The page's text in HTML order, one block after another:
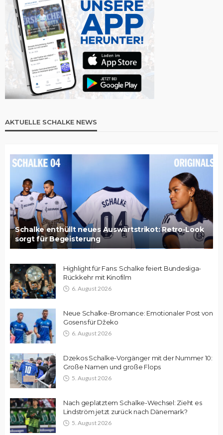
AKTUELLE SCHALKE NEWS
Schalke enthüllt neues Auswärtstrikot: Retro-Look
sorgt für Begeisterung
Highlight für Fans: Schalke feiert Bundesliga-
Rückkehr mit Kinofilm
6. August 2026
Neue Schalke-Bromance: Emotionaler Post von
Gosens für Džeko
6. August 2026
Dzekos Schalke-Vorgänger mit der Nummer 10:
Große Namen und große Flops
5. August 2026
Nach geplatztem Schalke-Wechsel: Zieht es
Lindström jetzt zurück nach Dänemark?
5. August 2026